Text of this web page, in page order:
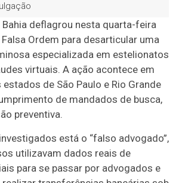
Bahia deflagrou nesta quarta-feira
Ordem para desarticular uma
especializada em estelionatos
virtuais. A ação acontece em
de São Paulo e Rio Grande
de mandados de busca,
preventiva.
está o “falso advogado”,
utilizavam dados reais de
para se passar por advogados e